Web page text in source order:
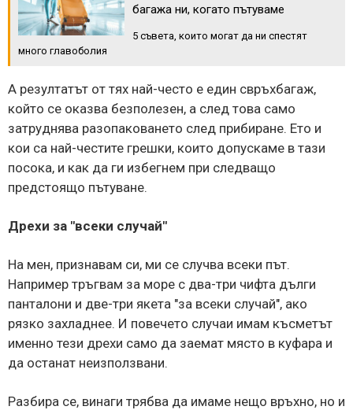
багажа ни, когато пътуваме
5 съвета, които могат да ни спестят
много главоболия
А резултатът от тях най-често е един свръхбагаж,
който се оказва безполезен, а след това само
затруднява разопаковането след прибиране. Ето и
кои са най-честите грешки, които допускаме в тази
посока, и как да ги избегнем при следващо
предстоящо пътуване.
Дрехи за "всеки случай"
На мен, признавам си, ми се случва всеки път.
Например тръгвам за море с два-три чифта дълги
панталони и две-три якета "за всеки случай", ако
рязко захладнее. И повечето случаи имам късметът
именно тези дрехи само да заемат място в куфара и
да останат неизползвани.
Разбира се, винаги трябва да имаме нещо връхно, но и